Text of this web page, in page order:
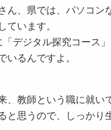
ん、県では、パソコン
ています。
デジタル探究コース
いるんですよ。
、教師という職に就い
と思うので、しっかり